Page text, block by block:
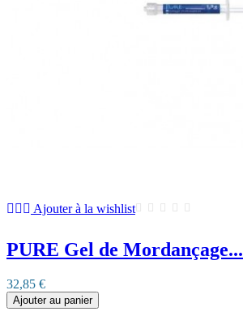
Ajouter à la wishlist
PURE Gel de Mordançage...
32,85 €
Ajouter au panier